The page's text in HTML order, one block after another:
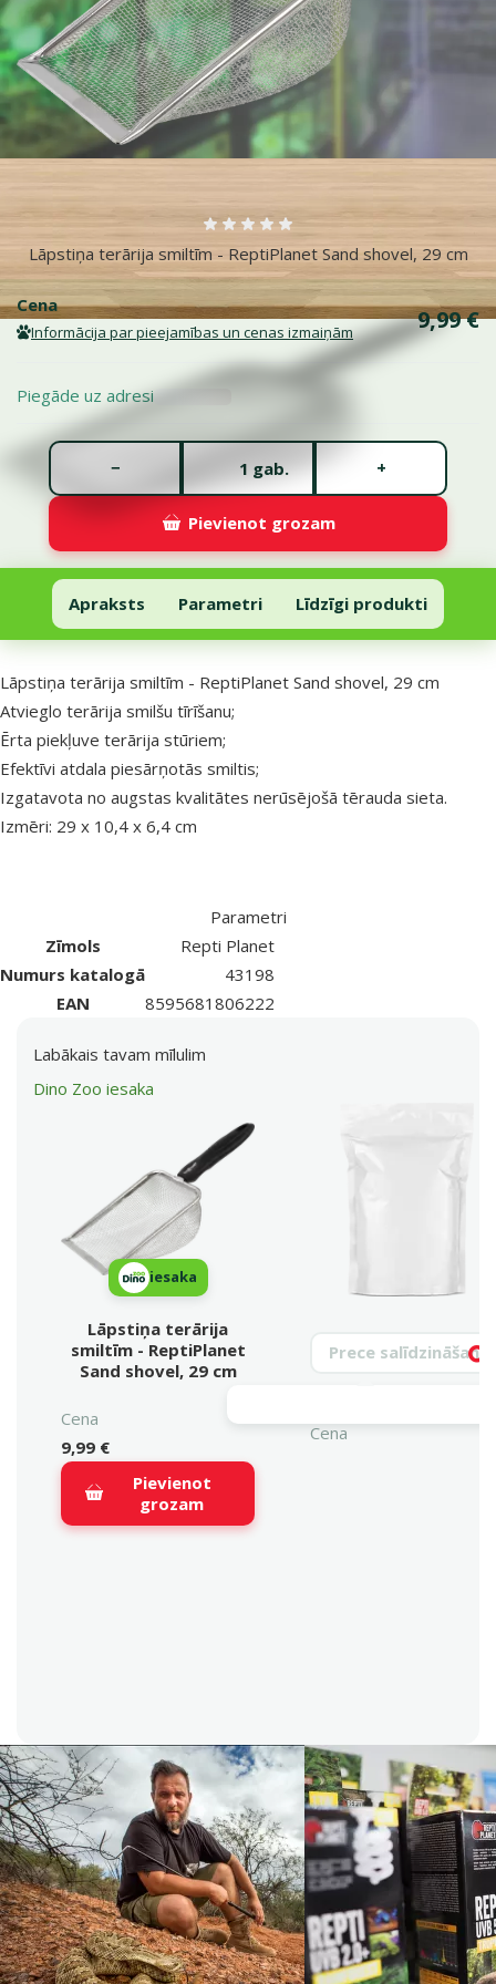
Lāpstiņa terārija smiltīm - ReptiPlanet Sand shovel, 29 cm
Atsauksmes 0%
Cena
Informācija par pieejamības un cenas izmaiņām 9,99 €
Piegāde uz adresi
gab.
− +
Pievienot grozam
Lāpstiņa terārija smiltīm - ReptiPlanet Sand shovel, 29 cm
Pievienot grozam
Apraksts Parametri Līdzīgi produkti
Uz lapas sākumu
superzoo.product.detail.content
Lāpstiņa terārija smiltīm - ReptiPlanet Sand shovel, 29 cm
Atvieglo terārija smilšu tīrīšanu;
Ērta piekļuve terārija stūriem;
Efektīvi atdala piesārņotās smiltis;
Izgatavota no augstas kvalitātes nerūsējošā tērauda sieta.
Izmēri: 29 x 10,4 x 6,4 cm
Parametri
Zīmols
Repti Planet
Numurs katalogā
43198
EAN
8595681806222
Labākais tavam mīlulim
Dino Zoo iesaka
iesaka
Lāpstiņa terārija
smiltīm - ReptiPlanet
Sand shovel, 29 cm
Meklēt produktu
Cena
9,99 €
Cena
Pievienot
grozam